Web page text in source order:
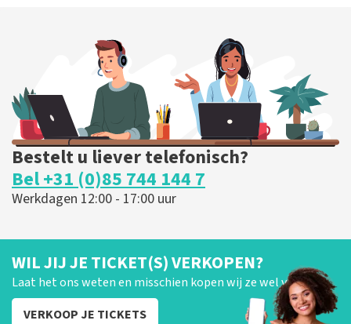
Bestelt u liever telefonisch?
Bel +31 (0)85 744 144 7
Werkdagen 12:00 - 17:00 uur
WIL JIJ JE TICKET(S) VERKOPEN?
Laat het ons weten en misschien kopen wij ze wel van je!
VERKOOP JE TICKETS